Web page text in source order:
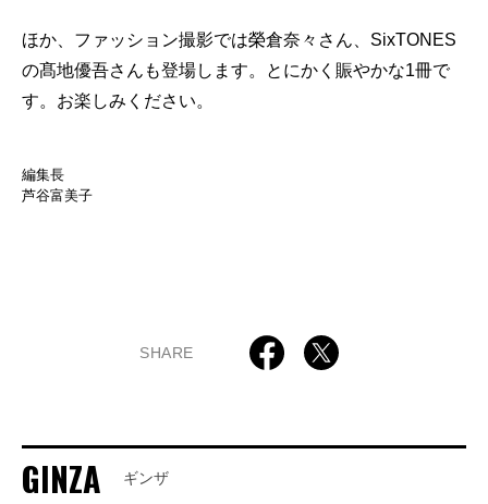
ほか、ファッション撮影では榮倉奈々さん、SixTONES
の髙地優吾さんも登場します。とにかく賑やかな1冊で
す。お楽しみください。
編集長
芦谷富美子
SHARE
GINZA ギンザ